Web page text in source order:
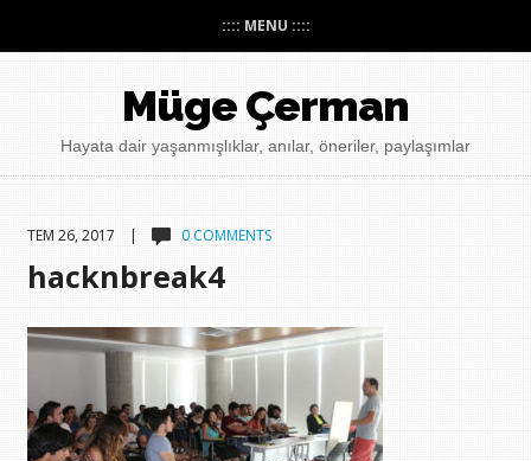
:::: MENU ::::
Müge Çerman
Hayata dair yaşanmışlıklar, anılar, öneriler, paylaşımlar
TEM 26, 2017 | 0 COMMENTS
hacknbreak4